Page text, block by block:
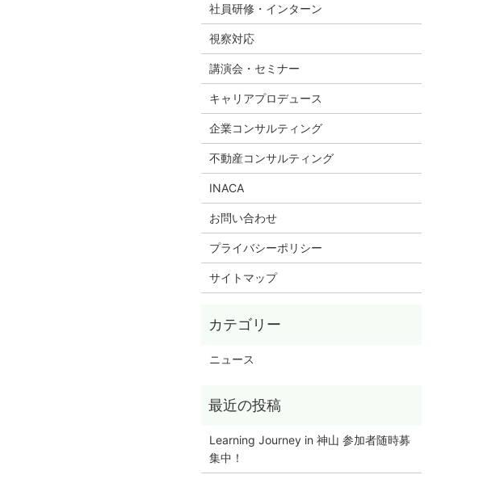
社員研修・インターン
視察対応
講演会・セミナー
キャリアプロデュース
企業コンサルティング
不動産コンサルティング
INACA
お問い合わせ
プライバシーポリシー
サイトマップ
ニュース
Learning Journey in 神山 参加者随時募
集中！